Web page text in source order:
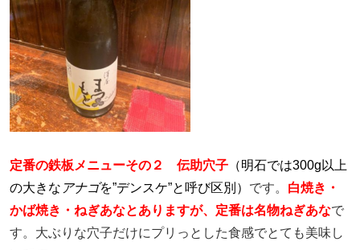
定番の鉄板メニューその２ 伝助穴子 （明石では300g以上
の大きな アナゴを”デンスケ”と呼び区別） です。 白焼き・
かば焼き・ねぎあなとありますが、定番は名物ねぎあなで
す。大ぶりな穴子だけにプリっとした食感でとても美味し